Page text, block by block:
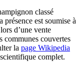
classé
présence est soumise à
d’une vente
communes couvertes
la page Wikipedia
complet.